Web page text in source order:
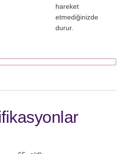
hareket
etmediğinizde
durur.